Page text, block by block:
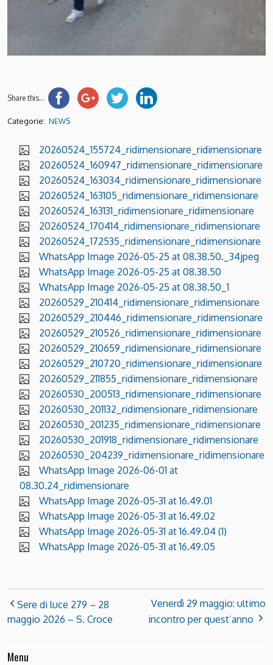
Share this...
Categorie: NEWS
20260524_155724_ridimensionare_ridimensionare
20260524_160947_ridimensionare_ridimensionare
20260524_163034_ridimensionare_ridimensionare
20260524_163105_ridimensionare_ridimensionare
20260524_163131_ridimensionare_ridimensionare
20260524_170414_ridimensionare_ridimensionare
20260524_172535_ridimensionare_ridimensionare
WhatsApp Image 2026-05-25 at 08.38.50._34jpeg
WhatsApp Image 2026-05-25 at 08.38.50
WhatsApp Image 2026-05-25 at 08.38.50_1
20260529_210414_ridimensionare_ridimensionare
20260529_210446_ridimensionare_ridimensionare
20260529_210526_ridimensionare_ridimensionare
20260529_210659_ridimensionare_ridimensionare
20260529_210720_ridimensionare_ridimensionare
20260529_211855_ridimensionare_ridimensionare
20260530_200513_ridimensionare_ridimensionare
20260530_201132_ridimensionare_ridimensionare
20260530_201235_ridimensionare_ridimensionare
20260530_201918_ridimensionare_ridimensionare
20260530_204239_ridimensionare_ridimensionare
WhatsApp Image 2026-06-01 at
08.30.24_ridimensionare
WhatsApp Image 2026-05-31 at 16.49.01
WhatsApp Image 2026-05-31 at 16.49.02
WhatsApp Image 2026-05-31 at 16.49.04 (1)
WhatsApp Image 2026-05-31 at 16.49.05
Sere di luce 279 – 28
maggio 2026 – S. Croce
Venerdì 29 maggio: ultimo
incontro per quest’anno
Menu